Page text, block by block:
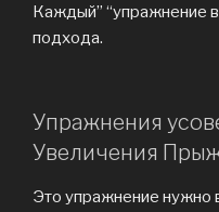
Каждый” “упражнение
подхода.
Упражнения
Увеличения
Это упражнение нужно